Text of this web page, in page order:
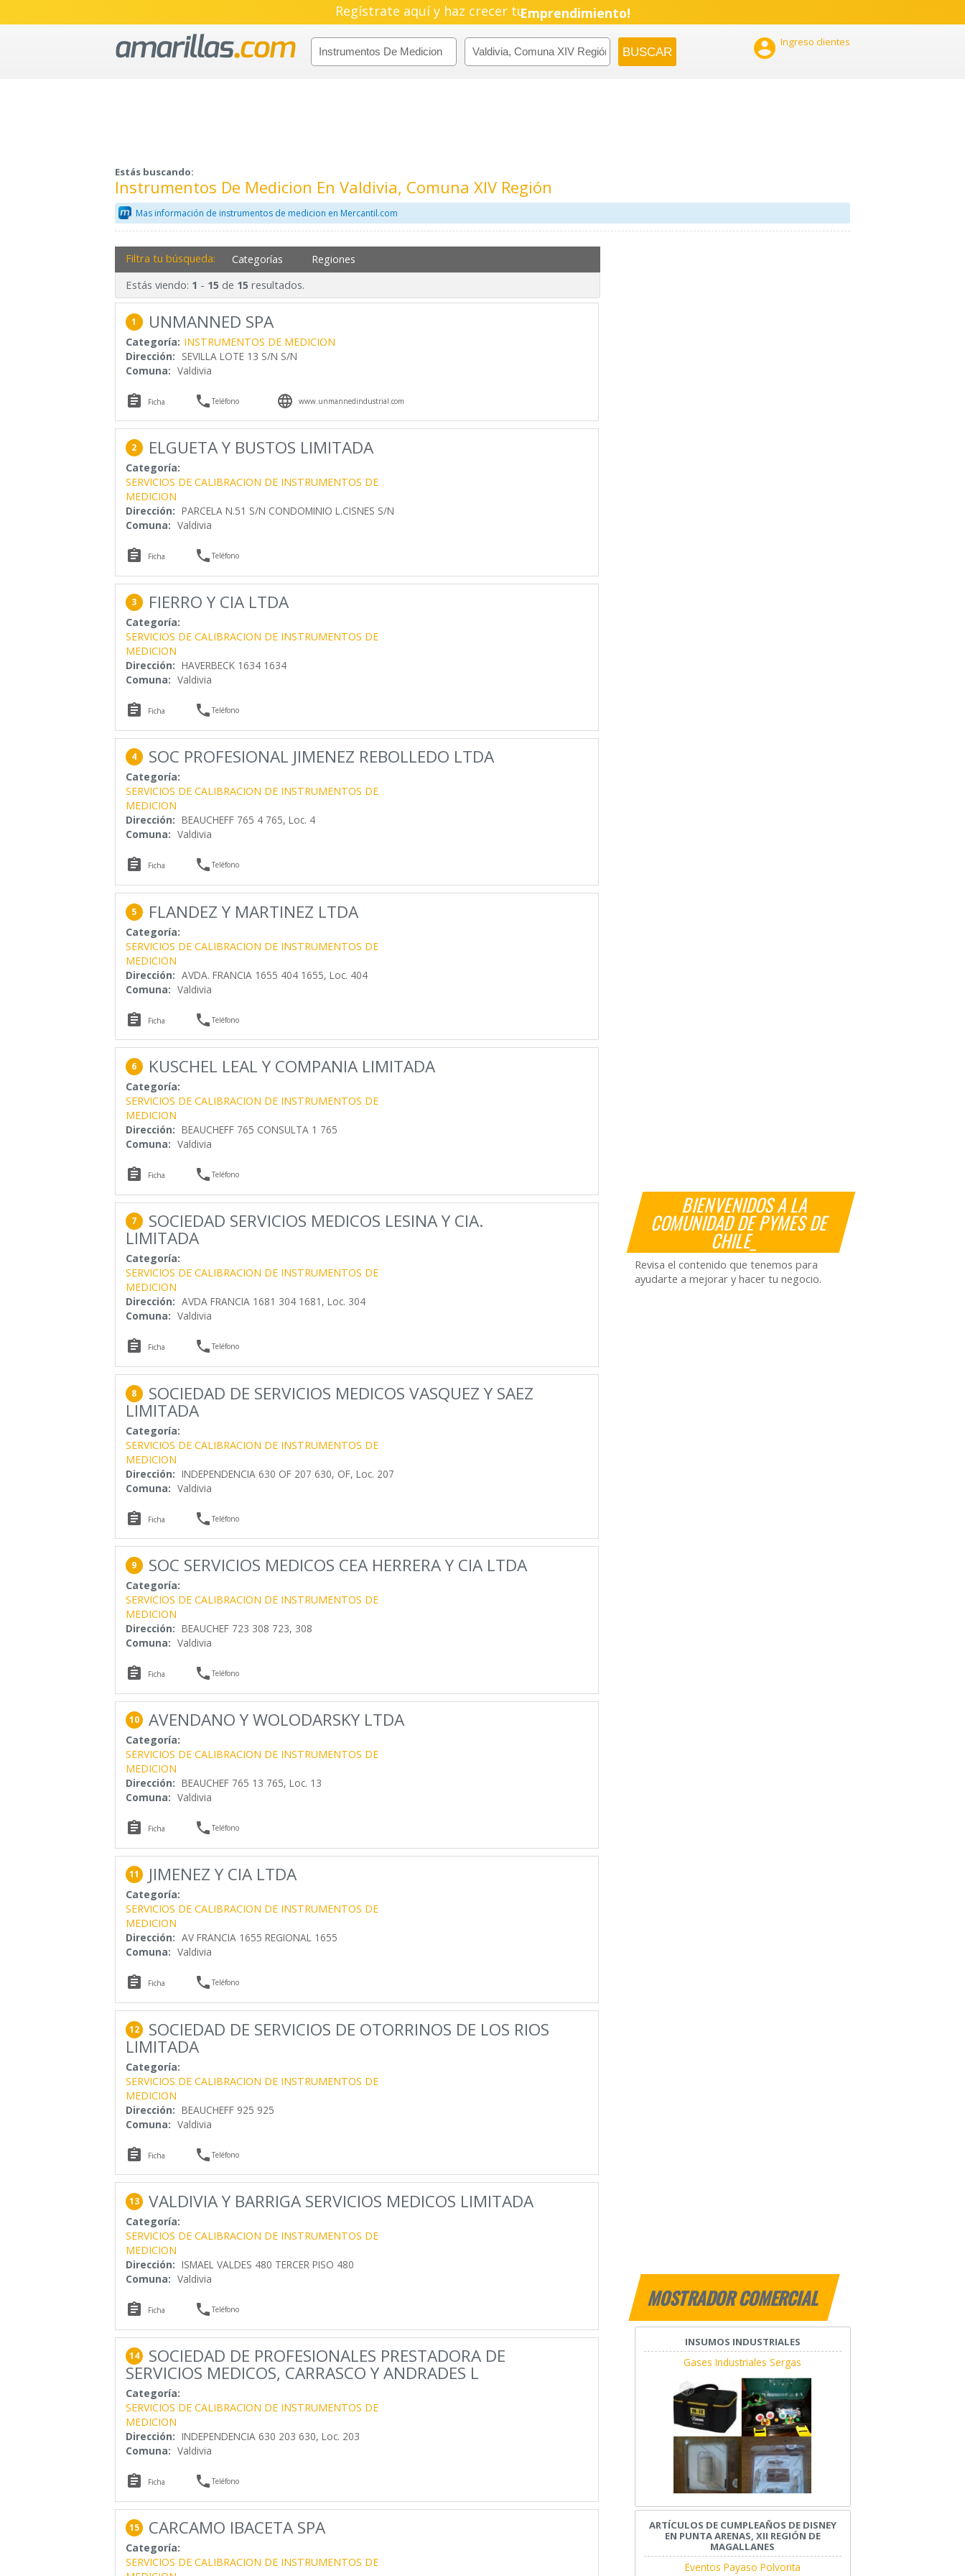
Regístrate aquí y haz crecer tuEmprendimiento!
 Ingreso clientes
Estás buscando:
Instrumentos De Medicion En Valdivia, Comuna XIV Región
Mas información de instrumentos de medicion en Mercantil.com
BIENVENIDOS A LA
COMUNIDAD DE PYMES DE
CHILE_
Revisa el contenido que tenemos para
ayudarte a mejorar y hacer tu negocio.
MOSTRADOR COMERCIAL
INSUMOS INDUSTRIALES
Gases Industriales Sergas
ARTÍCULOS DE CUMPLEAÑOS DE DISNEY
EN PUNTA ARENAS, XII REGIÓN DE
MAGALLANES
Eventos Payaso Polvorita
Filtra tu búsqueda: Categorías Regiones
Estás viendo: 1 - 15 de 15 resultados.
1 UNMANNED SPA
Categoría: INSTRUMENTOS DE MEDICION
Dirección: SEVILLA LOTE 13 S/N S/N
Comuna: Valdivia
 Ficha Teléfono  www.unmannedindustrial.com
2 ELGUETA Y BUSTOS LIMITADA
Categoría:
SERVICIOS DE CALIBRACION DE INSTRUMENTOS DE
MEDICION
Dirección: PARCELA N.51 S/N CONDOMINIO L.CISNES S/N
Comuna: Valdivia
 Ficha Teléfono
3 FIERRO Y CIA LTDA
Categoría:
SERVICIOS DE CALIBRACION DE INSTRUMENTOS DE
MEDICION
Dirección: HAVERBECK 1634 1634
Comuna: Valdivia
 Ficha Teléfono
4 SOC PROFESIONAL JIMENEZ REBOLLEDO LTDA
Categoría:
SERVICIOS DE CALIBRACION DE INSTRUMENTOS DE
MEDICION
Dirección: BEAUCHEFF 765 4 765, Loc. 4
Comuna: Valdivia
 Ficha Teléfono
5 FLANDEZ Y MARTINEZ LTDA
Categoría:
SERVICIOS DE CALIBRACION DE INSTRUMENTOS DE
MEDICION
Dirección: AVDA. FRANCIA 1655 404 1655, Loc. 404
Comuna: Valdivia
 Ficha Teléfono
6 KUSCHEL LEAL Y COMPANIA LIMITADA
Categoría:
SERVICIOS DE CALIBRACION DE INSTRUMENTOS DE
MEDICION
Dirección: BEAUCHEFF 765 CONSULTA 1 765
Comuna: Valdivia
 Ficha Teléfono
7 SOCIEDAD SERVICIOS MEDICOS LESINA Y CIA.
LIMITADA
Categoría:
SERVICIOS DE CALIBRACION DE INSTRUMENTOS DE
MEDICION
Dirección: AVDA FRANCIA 1681 304 1681, Loc. 304
Comuna: Valdivia
 Ficha Teléfono
8 SOCIEDAD DE SERVICIOS MEDICOS VASQUEZ Y SAEZ
LIMITADA
Categoría:
SERVICIOS DE CALIBRACION DE INSTRUMENTOS DE
MEDICION
Dirección: INDEPENDENCIA 630 OF 207 630, OF, Loc. 207
Comuna: Valdivia
 Ficha Teléfono
9 SOC SERVICIOS MEDICOS CEA HERRERA Y CIA LTDA
Categoría:
SERVICIOS DE CALIBRACION DE INSTRUMENTOS DE
MEDICION
Dirección: BEAUCHEF 723 308 723, 308
Comuna: Valdivia
 Ficha Teléfono
10 AVENDANO Y WOLODARSKY LTDA
Categoría:
SERVICIOS DE CALIBRACION DE INSTRUMENTOS DE
MEDICION
Dirección: BEAUCHEF 765 13 765, Loc. 13
Comuna: Valdivia
 Ficha Teléfono
11 JIMENEZ Y CIA LTDA
Categoría:
SERVICIOS DE CALIBRACION DE INSTRUMENTOS DE
MEDICION
Dirección: AV FRANCIA 1655 REGIONAL 1655
Comuna: Valdivia
 Ficha Teléfono
12 SOCIEDAD DE SERVICIOS DE OTORRINOS DE LOS RIOS
LIMITADA
Categoría:
SERVICIOS DE CALIBRACION DE INSTRUMENTOS DE
MEDICION
Dirección: BEAUCHEFF 925 925
Comuna: Valdivia
 Ficha Teléfono
13 VALDIVIA Y BARRIGA SERVICIOS MEDICOS LIMITADA
Categoría:
SERVICIOS DE CALIBRACION DE INSTRUMENTOS DE
MEDICION
Dirección: ISMAEL VALDES 480 TERCER PISO 480
Comuna: Valdivia
 Ficha Teléfono
14 SOCIEDAD DE PROFESIONALES PRESTADORA DE
SERVICIOS MEDICOS, CARRASCO Y ANDRADES L
Categoría:
SERVICIOS DE CALIBRACION DE INSTRUMENTOS DE
MEDICION
Dirección: INDEPENDENCIA 630 203 630, Loc. 203
Comuna: Valdivia
 Ficha Teléfono
15 CARCAMO IBACETA SPA
Categoría:
SERVICIOS DE CALIBRACION DE INSTRUMENTOS DE